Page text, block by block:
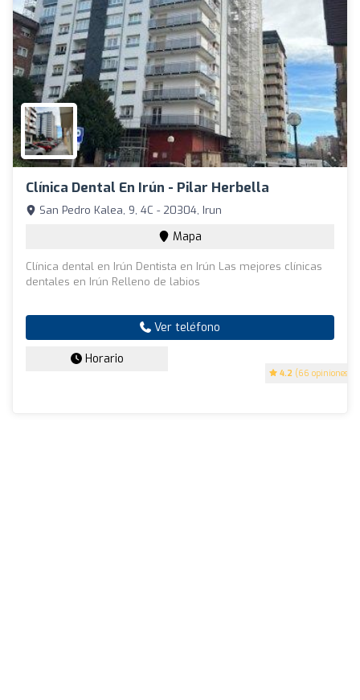
Clínica Dental En Irún - Pilar Herbella
4.2 (66 opiniones)
San Pedro Kalea, 9, 4C - 20304, Irun
Mapa
Clínica dental en Irún Dentista en Irún Las mejores clínicas
dentales en Irún Relleno de labios
Ver teléfono
Horario